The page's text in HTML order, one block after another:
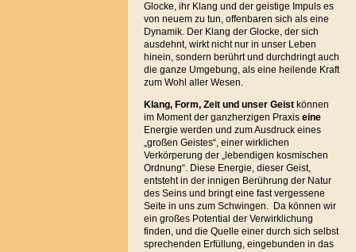
Glocke, ihr Klang und der geistige Impuls es
von neuem zu tun, offenbaren sich als eine
Dynamik. Der Klang der Glocke, der sich
ausdehnt, wirkt nicht nur in unser Leben
hinein, sondern berührt und durchdringt auch
die ganze Umgebung, als eine heilende Kraft
zum Wohl aller Wesen.
Klang, Form, Zeit und unser Geistkönnen
im Moment der ganzherzigen Praxis eine
Energie werden und zum Ausdruck eines
„großen Geistes“, einer wirklichen
Verkörperung der „lebendigen kosmischen
Ordnung“. Diese Energie, dieser Geist,
entsteht in der innigen Berührung der Natur
des Seins und bringt eine fast vergessene
Seite in uns zum Schwingen. Da können wir
ein großes Potential der Verwirklichung
finden, und die Quelle einer durch sich selbst
sprechenden Erfüllung, eingebunden in das